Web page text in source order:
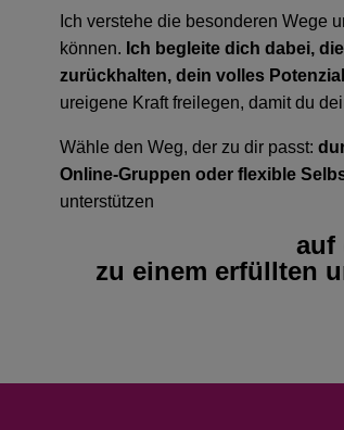
Ich verstehe die besonderen Wege
können. Ich begleite dich dabei,
zurückhalten, dein volles
ureigene Kraft freilegen, damit du
Wähle den Weg, der zu dir passt:
Online-Gruppen oder flexible
unterstützen
auf
zu einem erfüllten